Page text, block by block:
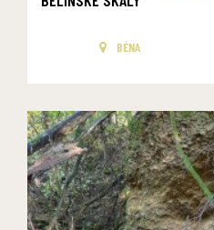
BÉNA